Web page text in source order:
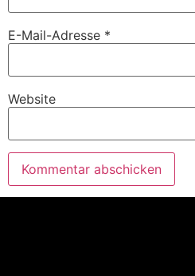
E-Mail-Adresse *
Website